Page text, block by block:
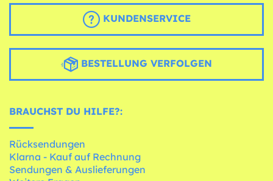
KUNDENSERVICE
BESTELLUNG VERFOLGEN
BRAUCHST DU HILFE?:
Rücksendungen
Klarna - Kauf auf Rechnung
Sendungen & Auslieferungen